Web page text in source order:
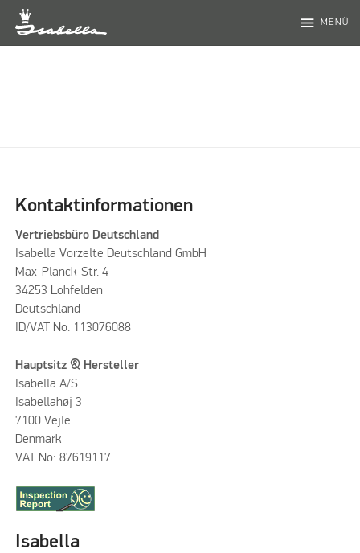
menu MENÜ
Kontaktinformationen
Vertriebsbüro Deutschland
Isabella Vorzelte Deutschland GmbH
Max-Planck-Str. 4
34253 Lohfelden
Deutschland
ID/VAT No. 113076088
Hauptsitz & Hersteller
Isabella A/S
Isabellahøj 3
7100 Vejle
Denmark
VAT No: 87619117
Isabella